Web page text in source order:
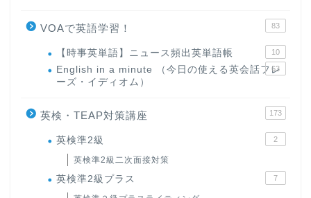
VOAで英語学習！ 83
【時事英単語】ニュース頻出英単語帳 10
English in a minute （今日の使える英会話フレ
ーズ・イディオム）
63
英検・TEAP対策講座 173
英検準2級 2
英検準2級二次面接対策
英検準2級プラス 7